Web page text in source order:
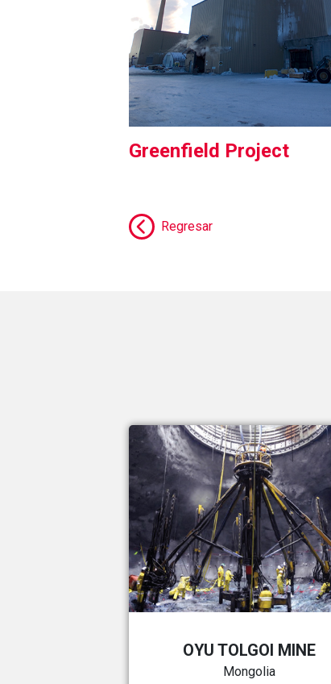
Greenfield Project
Regresar
OYU TOLGOI MINE
Mongolia